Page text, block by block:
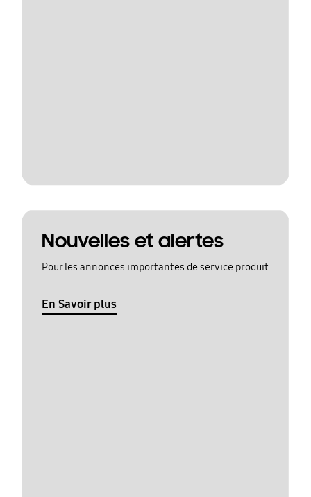
Nouvelles et alertes
Pour les annonces importantes de service produit
En Savoir plus